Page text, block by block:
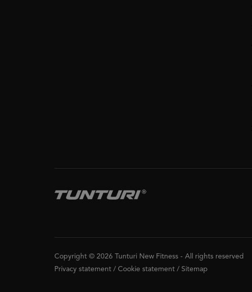
Copyright © 2026 Tunturi New Fitness - All rights reserved
Privacy statement / Cookie statement / Sitemap